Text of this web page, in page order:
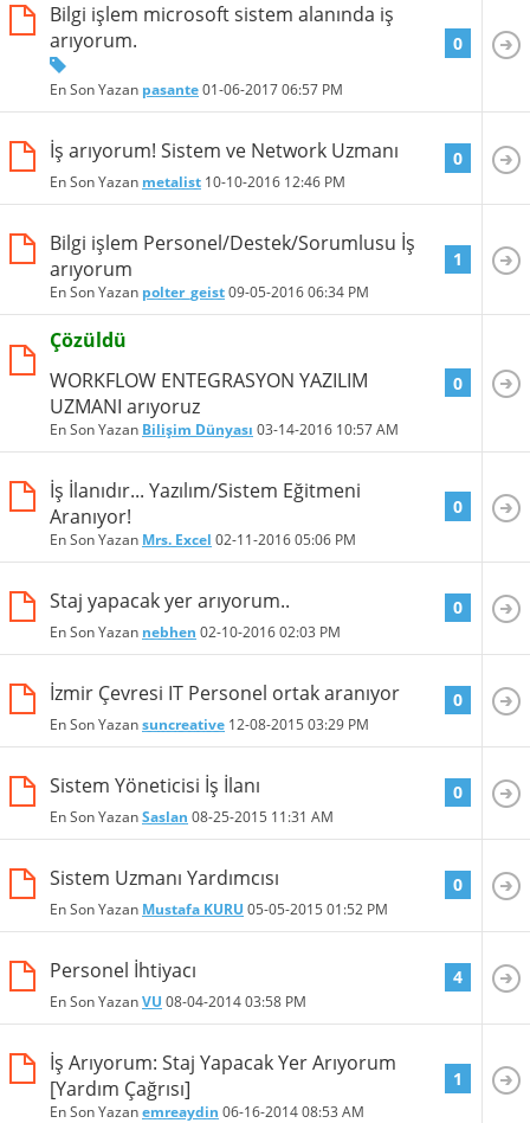
Bilgi işlem microsoft sistem alanında iş
arıyorum.
En Son Yazan pasante01-06-201706:57 PM
0
İş arıyorum! Sistem ve Network Uzmanı
En Son Yazan metalist 10-10-2016 12:46 PM
0
Bilgi işlem Personel/Destek/Sorumlusu İş
arıyorum
En Son Yazan polter_geist09-05-201606:34 PM
1
Çözüldü
WORKFLOW ENTEGRASYON YAZILIM
UZMANI arıyoruz
En Son Yazan Bilişim Dünyası 03-14-2016 10:57 AM
0
İş İlanıdır... Yazılım/Sistem Eğitmeni
Aranıyor!
En Son Yazan Mrs. Excel 02-11-201605:06 PM
0
Staj yapacak yer arıyorum..
En Son Yazan nebhen 02-10-201602:03 PM
0
İzmir Çevresi IT Personel ortak aranıyor
En Son Yazansuncreative 12-08-2015 03:29 PM
0
Sistem Yöneticisi İş İlanı
En Son YazanSaslan 08-25-2015 11:31 AM
0
Sistem Uzmanı Yardımcısı
En Son Yazan Mustafa KURU 05-05-2015 01:52 PM
0
Personel İhtiyacı
En Son YazanVU 08-04-201403:58 PM
4
İş Arıyorum: Staj Yapacak Yer Arıyorum
[Yardım Çağrısı]
En Son Yazanemreaydin 06-16-201408:53 AM
1